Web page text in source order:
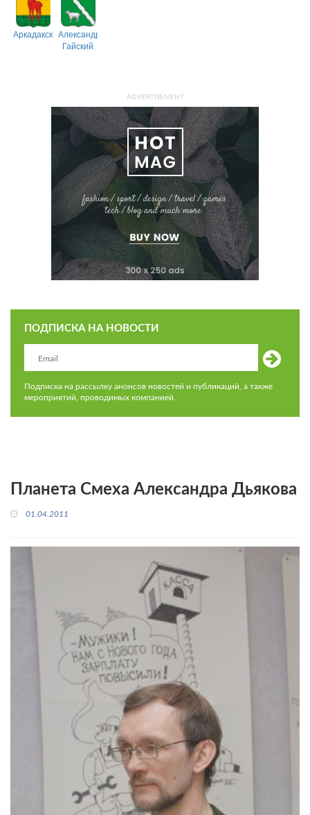
АркадакскийАлександрово-
Гайский
ADVERTISEMENT
ПОДПИСКА НА НОВОСТИ
Подписка на рассылку анонсов новостей и публикаций, а также
мероприятий, проводимых компанией.
Планета Смеха Александра Дьякова
01.04.2011